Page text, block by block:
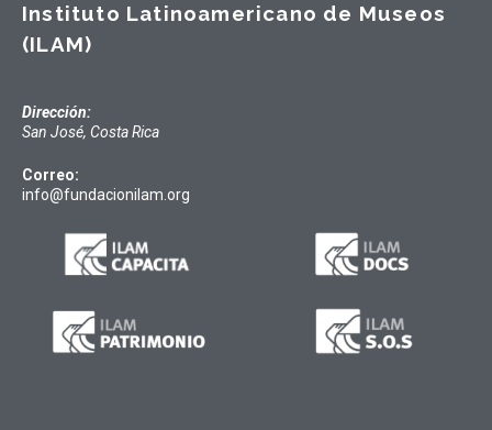
Instituto Latinoamericano de Museos
(ILAM)
Dirección:
San José, Costa Rica
Correo:
info@fundacionilam.org